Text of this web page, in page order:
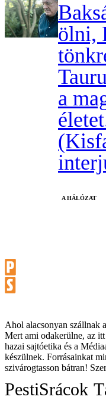
ölni,
a
A HÁLÓZAT
Ahol alacsonyan szállnak
Mert ami odakerülne, az
hazai sajtóetika és a
készülnek. Forrásainkat
szivárogtasson bátran!
PestiSrácok